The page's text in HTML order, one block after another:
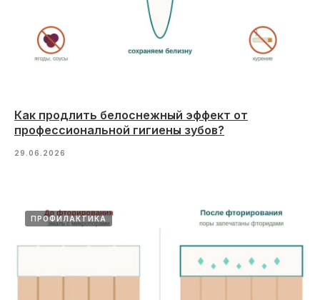
Как продлить белоснежный эффект от
профессиональной гигиены зубов?
29.06.2026
ПРОФИЛАКТИКА